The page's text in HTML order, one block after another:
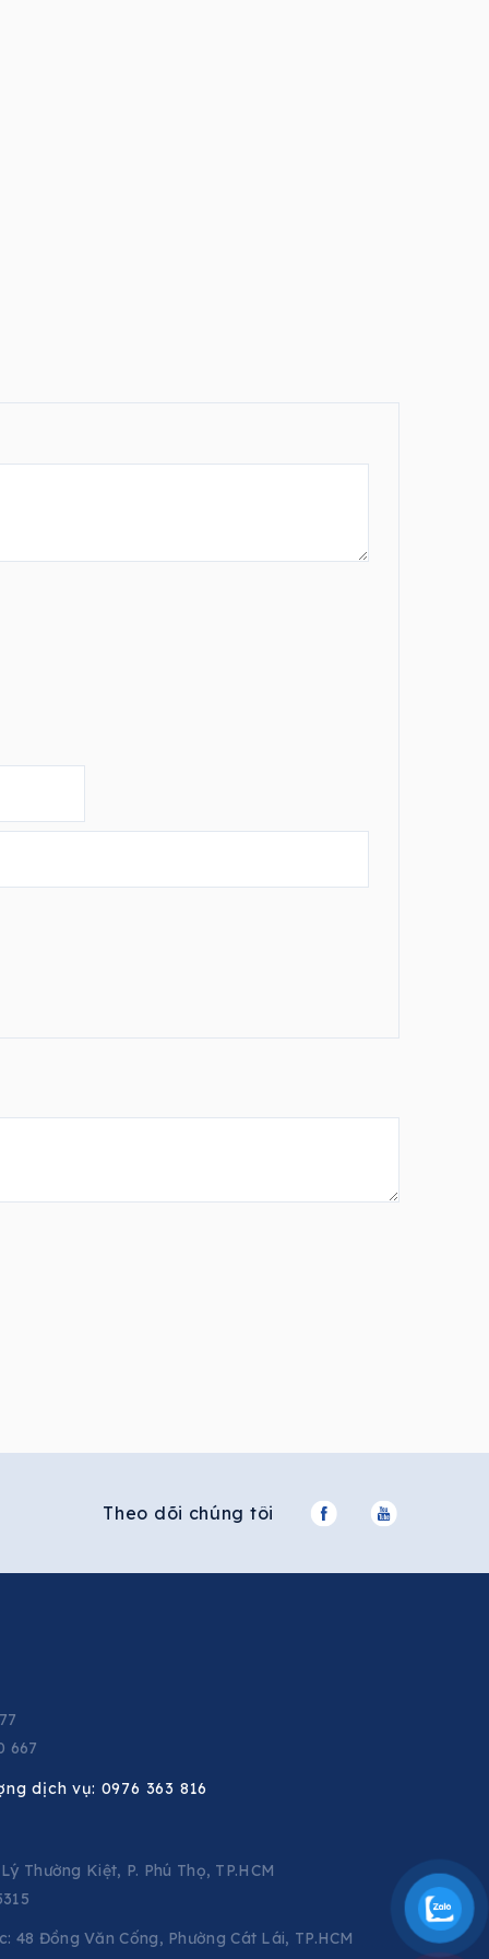
Theo dõi chúng tôi
667
dịch vụ: 0976 363 816
Thường Kiệt, P. Phú Thọ, TP.HCM
48 Đồng Văn Cống, Phường Cát Lái, TP.HCM